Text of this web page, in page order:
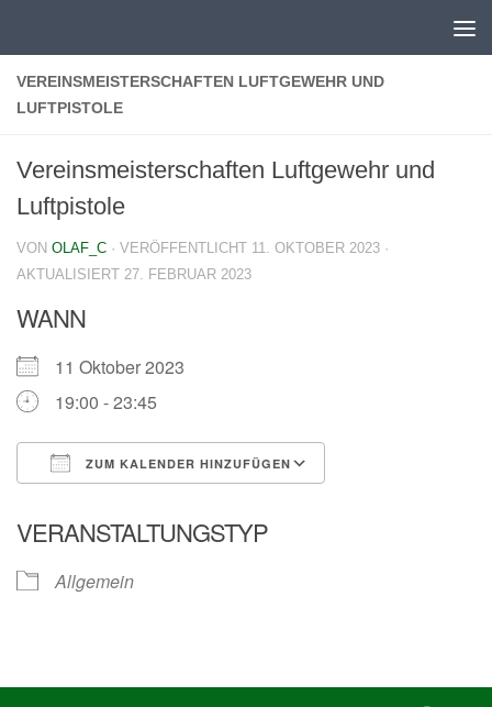
VEREINSMEISTERSCHAFTEN LUFTGEWEHR UND
LUFTPISTOLE
Vereinsmeisterschaften Luftgewehr und
Luftpistole
VON OLAF_C · VERÖFFENTLICHT 11. OKTOBER 2023 ·
AKTUALISIERT 27. FEBRUAR 2023
WANN
11 Oktober 2023
19:00 - 23:45
ZUM KALENDER HINZUFÜGEN
VERANSTALTUNGSTYP
Allgemein